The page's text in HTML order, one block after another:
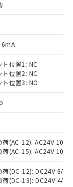
6mA
ト位置1: NC
ト位置2: NC
ト位置3: NO
荷(AC-12): AC24V 10A/
荷(AC-15): AC24V
荷(DC-12): DC24V 8A/
荷(DC-13): DC24V 4A/
質）の
商品で
のある